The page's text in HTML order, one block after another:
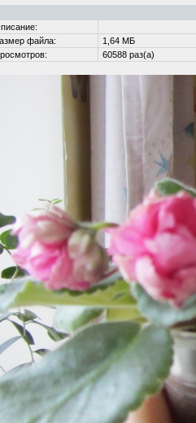
файла:
1,64 МБ
60588 раз(а)